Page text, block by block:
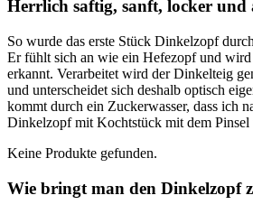
Herrlich saftig, sanft, locker und
So wurde das erste Stück Dinkelzopf
Er fühlt sich an wie ein Hefezopf und
erkannt. Verarbeitet wird der Dinkelteig
und unterscheidet sich deshalb optisch
kommt durch ein Zuckerwasser, dass ich
Dinkelzopf mit Kochtstück mit dem Pinsel
Keine Produkte gefunden.
Wie bringt man den Dinkelzopf